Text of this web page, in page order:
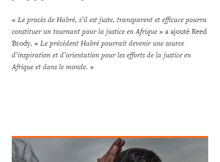
« Le procès de Habré, s’il est juste, transparent et efficace pourra
constituer un tournant pour la justice en Afrique » a ajouté Reed
Brody. « Le précédent Habré pourrait devenir une source
d’inspiration et d’orientation pour les efforts de la justice en
Afrique et dans le monde. »